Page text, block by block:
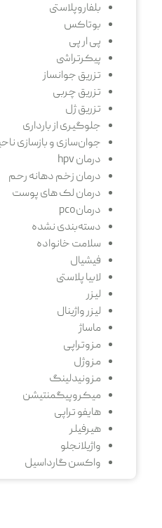
بلفاروپلاستی
بوتاکس
پی ار پی
پیکرتراشی
تزریق جوانساز
تزریق چربی
تزریق ژل
جلوگیری از بارداری
جوان‌سازی و بازسازی
درمان hpv
درمان زخم دهانه رحم
درمان لک های پوست
درمانpco
دسته‌بندی نشده
سلامت خانواده
فیشیال
لابیا پلاستی
لیزر
لیزر واژینال
ماساژ
مزوتراپی
مزوژل
مزونیدلینگ
میکروپیگمنتیشن
هایفو تراپی
هیرفیلر
واژیلانجلو
واکسن گارداسیل